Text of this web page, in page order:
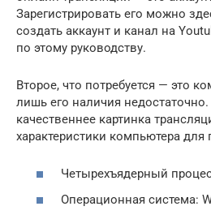
Зарегистрировать его можно
создать аккаунт и канал на
по этому руководству.
Второе, что потребуется — это
лишь его наличия
качественнее картинка
характеристики компьютера
Четырехъядерный
Операционная система: